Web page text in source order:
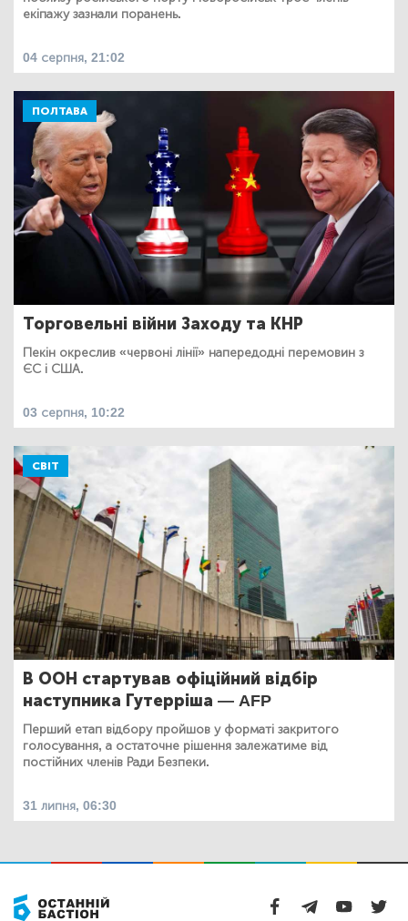
екіпажу зазнали поранень.
04 серпня, 21:02
ПОЛТАВА
Торговельні війни Заходу та КНР
Пекін окреслив «червоні лінії» напередодні перемовин з
ЄС і США.
03 серпня, 10:22
СВІТ
В ООН стартував офіційний відбір
наступника Гутерріша — AFP
Перший етап відбору пройшов у форматі закритого
голосування, а остаточне рішення залежатиме від
постійних членів Ради Безпеки.
31 липня, 06:30